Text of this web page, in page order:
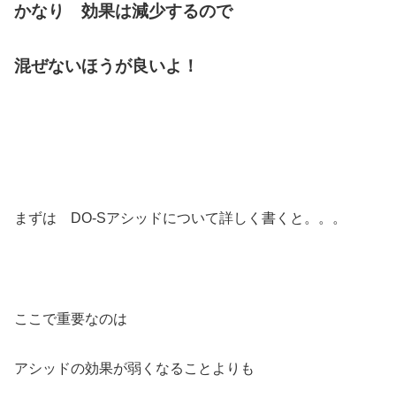
かなり 効果は減少するので
混ぜないほうが良いよ！
まずは DO-Sアシッドについて詳しく書くと。。。
ここで重要なのは
アシッドの効果が弱くなることよりも